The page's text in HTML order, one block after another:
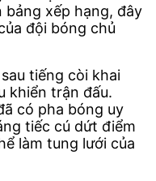
xếp hạng, đây
đội bóng chủ
tiếng còi khai
khiển trận đấu.
có pha bóng uy
tiếc cú dứt điểm
làm tung lưới của